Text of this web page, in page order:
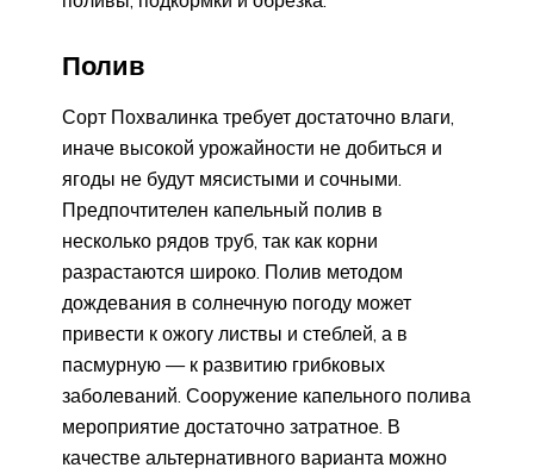
Полив
Сорт Похвалинка требует достаточно влаги,
иначе высокой урожайности не добиться и
ягоды не будут мясистыми и сочными.
Предпочтителен капельный полив в
несколько рядов труб, так как корни
разрастаются широко. Полив методом
дождевания в солнечную погоду может
привести к ожогу листвы и стеблей, а в
пасмурную — к развитию грибковых
заболеваний. Сооружение капельного полива
мероприятие достаточно затратное. В
качестве альтернативного варианта можно